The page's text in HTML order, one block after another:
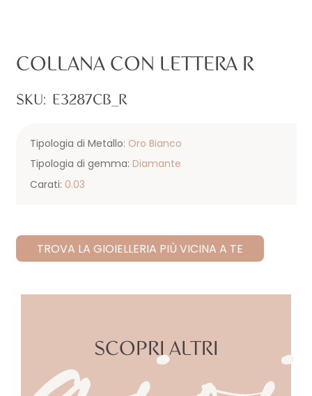
COLLANA CON LETTERA R
SKU: E3287CB_R
Tipologia di Metallo: Oro Bianco
Tipologia di gemma: Diamante
Carati: 0.03
TROVA LA GIOIELLERIA PIÙ VICINA A TE
SCOPRI ALTRI